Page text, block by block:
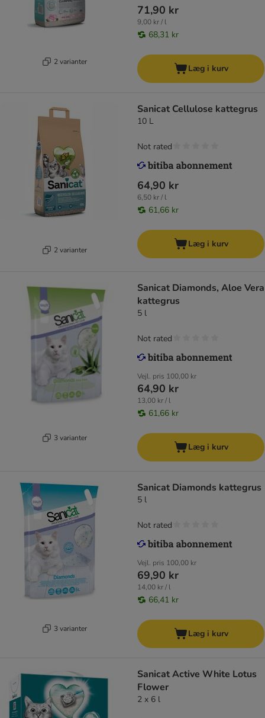
2 varianter
71,90 kr
9,00 kr / l
68,31 kr
Læg i kurv
2 varianter
Sanicat Cellulose kattegrus
10 L
64,90 kr
6,50 kr / l
61,66 kr
Not rated
Læg i kurv
3 varianter
Sanicat Diamonds, Aloe Vera
kattegrus
5 l
Vejl. pris 100,00 kr
64,90 kr
13,00 kr / l
61,66 kr
Not rated
Læg i kurv
3 varianter
Sanicat Diamonds kattegrus
5 l
Vejl. pris 100,00 kr
69,90 kr
14,00 kr / l
66,41 kr
Not rated
Læg i kurv
Sanicat Active White Lotus
Flower
2 x 6 l